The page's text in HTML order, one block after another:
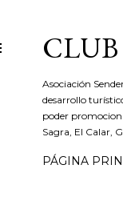
Asociación
desarrollo
poder
Sagra, El Calar,
PÁGINA